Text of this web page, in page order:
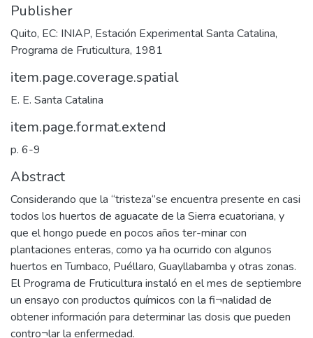
Publisher
Quito, EC: INIAP, Estación Experimental Santa Catalina,
Programa de Fruticultura, 1981
item.page.coverage.spatial
E. E. Santa Catalina
item.page.format.extend
p. 6-9
Abstract
Considerando que la “tristeza‘’se encuentra presente en casi
todos los huertos de aguacate de la Sierra ecuatoriana, y
que el hongo puede en pocos años ter-minar con
plantaciones enteras, como ya ha ocurrido con algunos
huertos en Tumbaco, Puéllaro, Guayllabamba y otras zonas.
El Programa de Fruticultura instaló en el mes de septiembre
un ensayo con productos químicos con la fi¬nalidad de
obtener información para determinar las dosis que pueden
contro¬lar la enfermedad.